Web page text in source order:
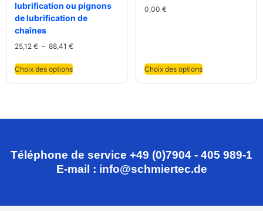
lubrification ou pignons
de lubrification de
chaînes
25,12 € – 88,41 €
Choix des options
0,00 €
Choix des options
Téléphone de service +49 (0)7904 - 405 989-1
E-mail : info@schmiertec.de